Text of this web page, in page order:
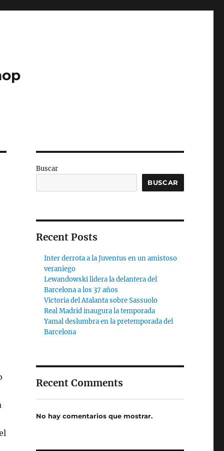
Buscar
BUSCAR
Recent Posts
Inter derrota a la Juventus en un amistoso
veraniego
Lewandowski lidera la delantera del
Barcelona a los 37 años
Victoria del Atalanta sobre Sassuolo
Real Madrid inaugura la temporada
Yamal deslumbra en la pretemporada del
Barcelona
Recent Comments
No hay comentarios que mostrar.